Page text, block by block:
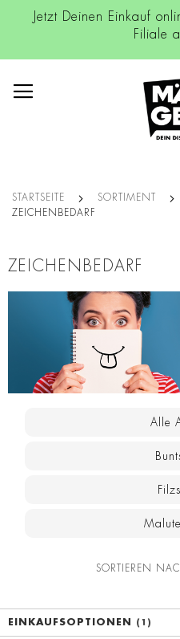
Jetzt Deinen Einkauf
Filiale
STARTSEITE SORTIMENT
ZEICHENBEDARF
ZEICHENBEDARF
Alle
SORTIEREN
EINKAUFSOPTIONEN